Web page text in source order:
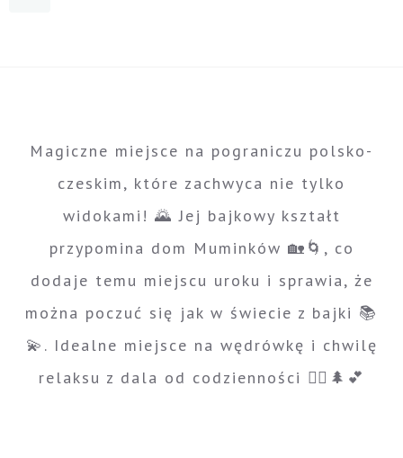
Magiczne miejsce na pograniczu polsko-
czeskim, które zachwyca nie tylko
widokami! 🌄 Jej bajkowy kształt
przypomina dom Muminków 🏡🌀, co
dodaje temu miejscu uroku i sprawia, że
można poczuć się jak w świecie z bajki 📚
💫. Idealne miejsce na wędrówkę i chwilę
relaksu z dala od codzienności 🚶‍♀️🌲💕